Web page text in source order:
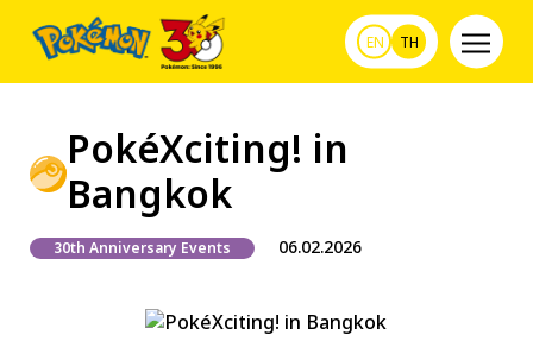
EN TH
PokéXciting! in
Bangkok
30th Anniversary Events 06.02.2026